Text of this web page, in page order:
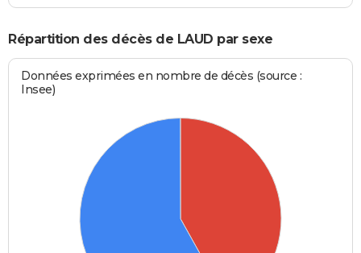
Répartition des décès de LAUD par sexe
Données exprimées en nombre de décès (source :
Insee)